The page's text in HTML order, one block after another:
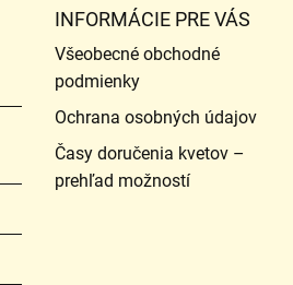
INFORMÁCIE PRE VÁS
Všeobecné obchodné
podmienky
Ochrana osobných údajov
Časy doručenia kvetov –
prehľad možností